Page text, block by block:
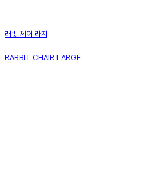
래빗 체어 라지
RABBIT CHAIR LARGE